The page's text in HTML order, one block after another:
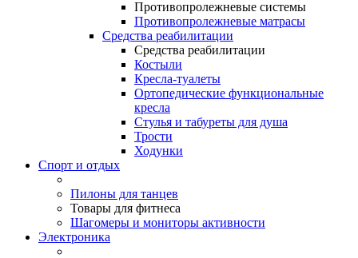
Противопролежневые системы
Противопролежневые матрасы
Средства реабилитации
Средства реабилитации
Костыли
Кресла-туалеты
Ортопедические функциональные
кресла
Стулья и табуреты для душа
Трости
Ходунки
Спорт и отдых
Пилоны для танцев
Товары для фитнеса
Шагомеры и мониторы активности
Электроника